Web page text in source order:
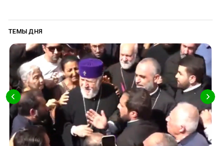
ТЕМЫ ДНЯ